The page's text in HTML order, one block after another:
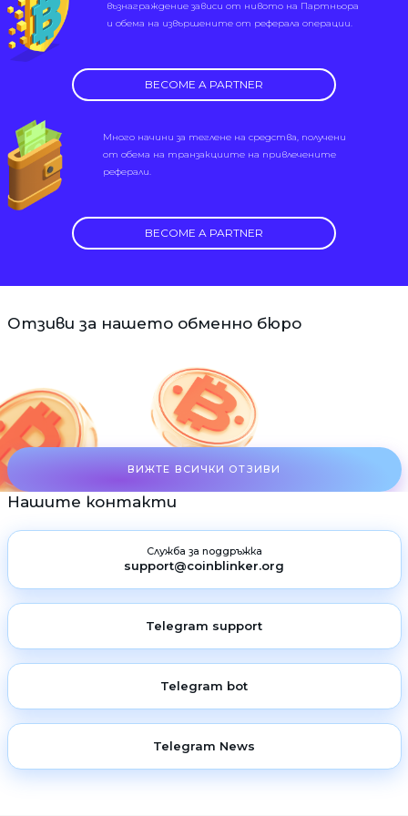
възнаграждение зависи от нивото на Партньора
и обема на извършените от реферала операции.
BECOME A PARTNER
Много начини за теглене на средства, получени
от обема на транзакциите на привлечените
реферали.
BECOME A PARTNER
Отзиви за нашето обменно бюро
ВИЖТЕ ВСИЧКИ ОТЗИВИ
Нашите контакти
Служба за поддръжка
support@coinblinker.org
Telegram support
Telegram bot
Telegram News